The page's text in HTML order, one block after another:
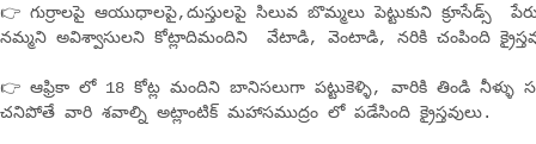
👉 గుర్రాలపై ఆయుధాలపై,దుస్తులపై సిలువ బొమ్మలు పెట్టుకుని క్రూసేడ్స్
నమ్మని అవిశ్వాసులని కోట్లాదిమందిని వేటాడి, వెంటాడి, నరికి చంపింది
👉 ఆఫ్రికా లో 18 కోట్ల మందిని బానిసలుగా పట్టుకెళ్ళి, వారికి తిండి నీళ్ళు
చనిపోతే వారి శవాల్ని అట్లాంటిక్ మహాసముద్రం లో పడేసింది క్రైస్తవులు.